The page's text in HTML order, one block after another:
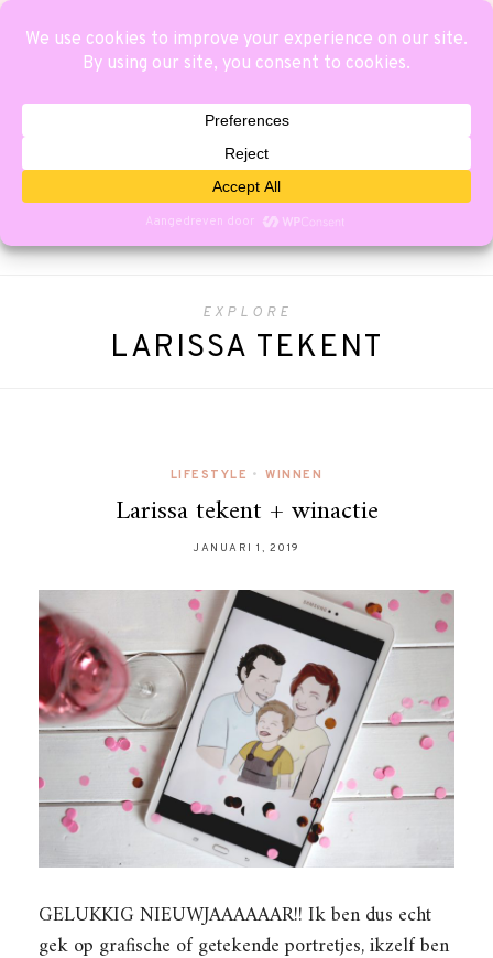
EXPLORE
LARISSA TEKENT
LIFESTYLE • WINNEN
Larissa tekent + winactie
JANUARI 1, 2019
GELUKKIG NIEUWJAAAAAAR!! Ik ben dus echt
gek op grafische of getekende portretjes, ikzelf ben